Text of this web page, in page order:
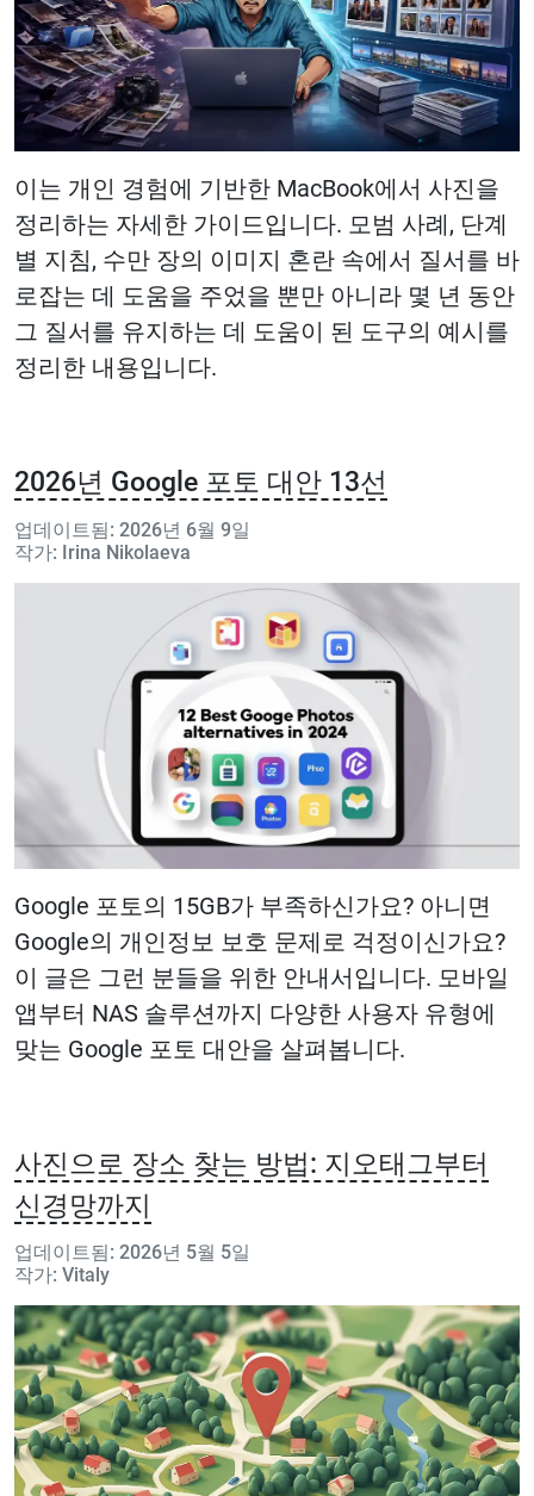
이는 개인 경험에 기반한 MacBook에서 사진을
정리하는 자세한 가이드입니다. 모범 사례, 단계
별 지침, 수만 장의 이미지 혼란 속에서 질서를 바
로잡는 데 도움을 주었을 뿐만 아니라 몇 년 동안
그 질서를 유지하는 데 도움이 된 도구의 예시를
정리한 내용입니다.
2026년 Google 포토 대안 13선
업데이트됨: 2026년 6월 9일
작가: Irina Nikolaeva
Google 포토의 15GB가 부족하신가요? 아니면
Google의 개인정보 보호 문제로 걱정이신가요?
이 글은 그런 분들을 위한 안내서입니다. 모바일
앱부터 NAS 솔루션까지 다양한 사용자 유형에
맞는 Google 포토 대안을 살펴봅니다.
사진으로 장소 찾는 방법: 지오태그부터
신경망까지
업데이트됨: 2026년 5월 5일
작가: Vitaly